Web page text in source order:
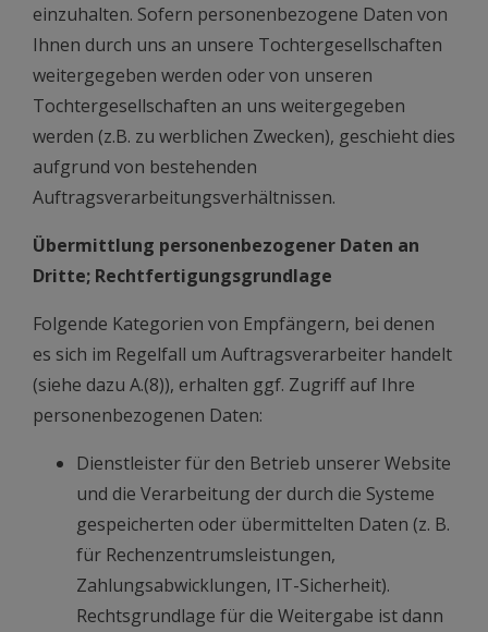
einzuhalten. Sofern personenbezogene Daten von
Ihnen durch uns an unsere Tochtergesellschaften
weitergegeben werden oder von unseren
Tochtergesellschaften an uns weitergegeben
werden (z.B. zu werblichen Zwecken), geschieht dies
aufgrund von bestehenden
Auftragsverarbeitungsverhältnissen.
Übermittlung personenbezogener Daten an
Dritte; Rechtfertigungsgrundlage
Folgende Kategorien von Empfängern, bei denen
es sich im Regelfall um Auftragsverarbeiter handelt
(siehe dazu A.(8)), erhalten ggf. Zugriff auf Ihre
personenbezogenen Daten:
Dienstleister für den Betrieb unserer Website
und die Verarbeitung der durch die Systeme
gespeicherten oder übermittelten Daten (z. B.
für Rechenzentrumsleistungen,
Zahlungsabwicklungen, IT-Sicherheit).
Rechtsgrundlage für die Weitergabe ist dann